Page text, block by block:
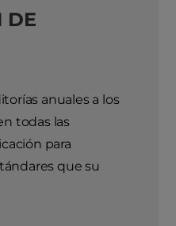
DE
anuales a los
todas las
para
que su